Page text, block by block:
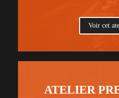
Voir cet
ATELIER